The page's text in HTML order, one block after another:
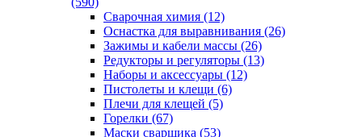
Сварочная химия (12)
Оснастка для выравнивания (26)
Зажимы и кабели массы (26)
Редукторы и регуляторы (13)
Наборы и аксессуары (12)
Пистолеты и клещи (6)
Плечи для клещей (5)
Горелки (67)
Маски сварщика (53)